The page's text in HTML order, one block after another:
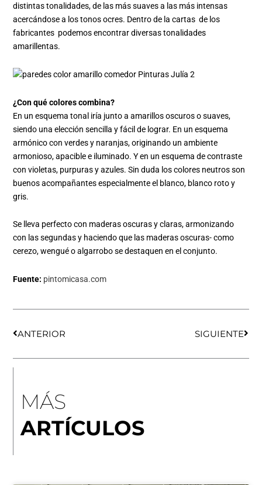
distintas tonalidades, de las más suaves a las más intensas
acercándose a los tonos ocres. Dentro de la cartas de los
fabricantes podemos encontrar diversas tonalidades
amarillentas.
¿Con qué colores combina?
En un esquema tonal iría junto a amarillos oscuros o suaves,
siendo una elección sencilla y fácil de lograr. En un esquema
armónico con verdes y naranjas, originando un ambiente
armonioso, apacible e iluminado. Y en un esquema de contraste
con violetas, purpuras y azules. Sin duda los colores neutros son
buenos acompañantes especialmente el blanco, blanco roto y
gris.
Se lleva perfecto con maderas oscuras y claras, armonizando
con las segundas y haciendo que las maderas oscuras- como
cerezo, wengué o algarrobo se destaquen en el conjunto.
Fuente: pintomicasa.com
ANTERIOR SIGUIENTE
MÁS
ARTÍCULOS